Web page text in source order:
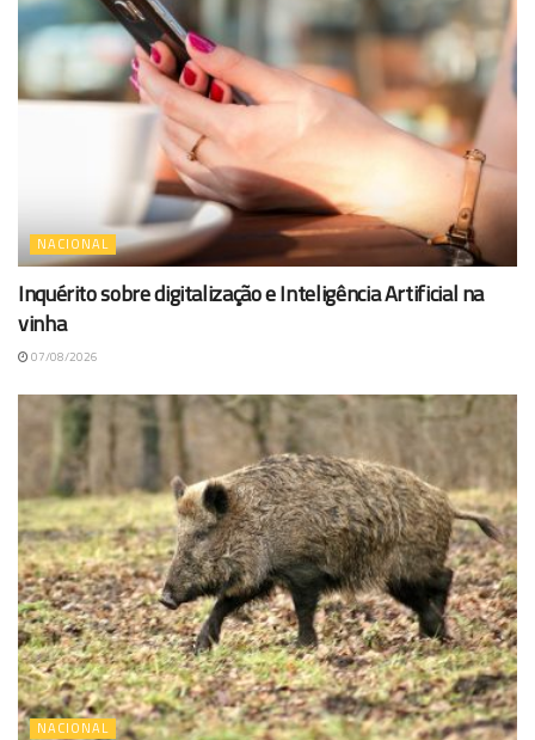
NACIONAL
Inquérito sobre digitalização e Inteligência Artificial na
vinha
07/08/2026
NACIONAL